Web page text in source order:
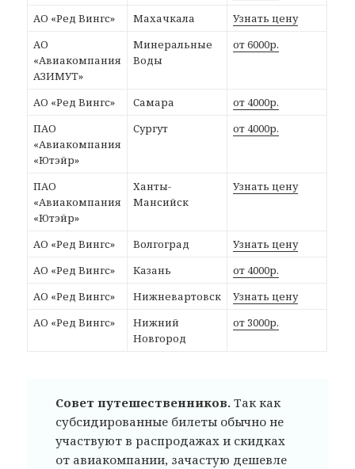
АО «Ред Вингс»
Махачкала
Узнать цену
АО
«Авиакомпания
АЗИМУТ»
Минеральные
Воды
от 6000р.
АО «Ред Вингс» Самара
от 4000р.
ПАО
«Авиакомпания
«Ютэйр»
Сургут от 4000р.
ПАО
«Авиакомпания
«Ютэйр»
Ханты-
Мансийск
Узнать цену
АО «Ред Вингс» Волгоград
Узнать цену
АО «Ред Вингс»
Казань
от 4000р.
АО «Ред Вингс»
Нижневартовск
Узнать цену
АО «Ред Вингс»
Нижний
Новгород
от 3000р.
Совет путешественников.Так как
субсидированные билеты обычно не
участвуют в распродажах и скидках
от авиакомпании, зачастую дешевле